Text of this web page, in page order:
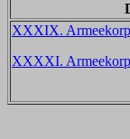
XXXIX.
XXXXI.